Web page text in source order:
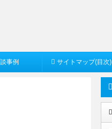
事例 サイトマップ(目次)